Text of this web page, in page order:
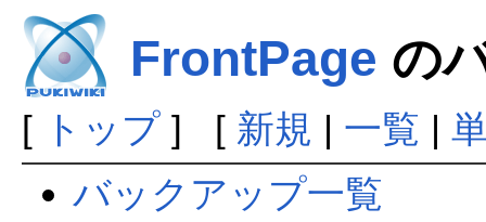
FrontPage の
[ トップ] [ 新規 | 一覧 |
バックアップ一覧